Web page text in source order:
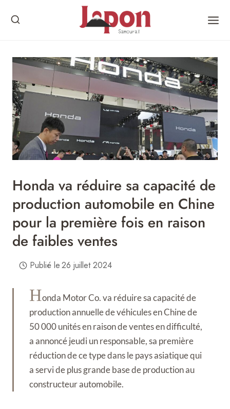
Honda va réduire sa capacité de
production automobile en Chine
pour la première fois en raison
de faibles ventes
Publié le26 juillet 2024
Honda Motor Co. va réduire sa capacité de
production annuelle de véhicules en Chine de
50 000 unités en raison de ventes en difficulté,
a annoncé jeudi un responsable, sa première
réduction de ce type dans le pays asiatique qui
a servi de plus grande base de production au
constructeur automobile.